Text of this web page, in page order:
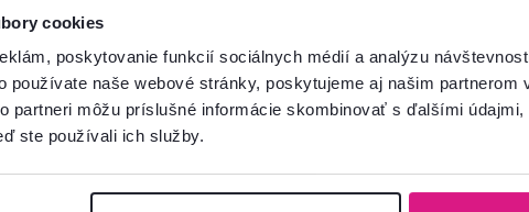
cookies
poskytovanie funkcií sociálnych médií a analýzu
používate naše webové stránky, poskytujeme aj našim partnerom
partneri môžu príslušné informácie skombinovať s ďalšími
ste používali ich služby.
od 199 € zadarmo
Zistiť viac